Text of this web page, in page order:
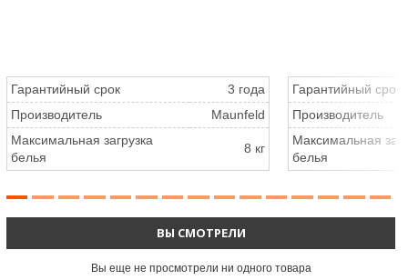
Гарантийный срок
3 года
Производитель
Maunfeld
Максимальная загрузка
белья
8 кг
Гарантийный срок
Производитель
Максимальная
белья
ВЫ СМОТРЕЛИ
Вы еще не просмотрели ни одного товара